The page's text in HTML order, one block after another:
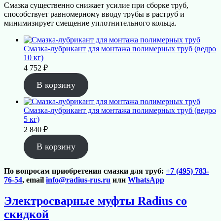
Смазка существенно снижает усилие при сборке труб,
способствует равномерному вводу трубы в раструб и
минимизирует смещение уплотнительного кольца.
Смазка-лубрикант для монтажа полимерных труб (ведро
10 кг)
4 752 ₽
В корзину
Смазка-лубрикант для монтажа полимерных труб (ведро
5 кг)
2 840 ₽
В корзину
По вопросам приобретения смазки для труб: +7 (495) 783-
76-54, email info@radius-rus.ru или WhatsApp
Электросварные муфты Radius со
скидкой